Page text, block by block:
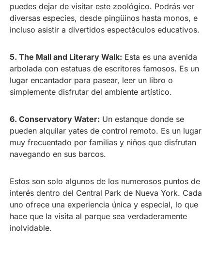
puedes dejar de visitar este zoológico. Podrás ver
diversas especies, desde pingüinos hasta monos, e
incluso asistir a divertidos espectáculos educativos.
5. The Mall and Literary Walk: Esta es una avenida
arbolada con estatuas de escritores famosos. Es un
lugar encantador para pasear, leer un libro o
simplemente disfrutar del ambiente artístico.
6. Conservatory Water: Un estanque donde se
pueden alquilar yates de control remoto. Es un lugar
muy frecuentado por familias y niños que disfrutan
navegando en sus barcos.
Estos son solo algunos de los numerosos puntos de
interés dentro del Central Park de Nueva York. Cada
uno ofrece una experiencia única y especial, lo que
hace que la visita al parque sea verdaderamente
inolvidable.